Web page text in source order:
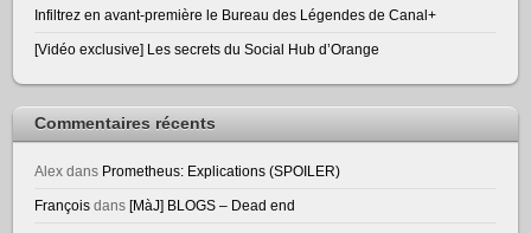
Infiltrez en avant-première le Bureau des Légendes de Canal+
[Vidéo exclusive] Les secrets du Social Hub d’Orange
Commentaires récents
Alex dans Prometheus: Explications (SPOILER)
François dans[MàJ] BLOGS – Dead end